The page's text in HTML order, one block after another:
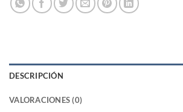
DESCRIPCIÓN
VALORACIONES (0)